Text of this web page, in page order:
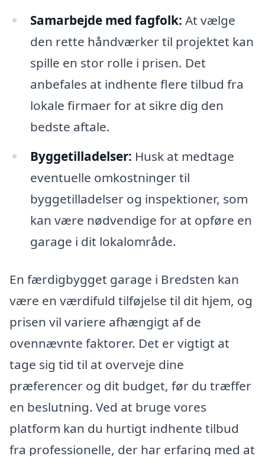
Samarbejde med fagfolk: At vælge
den rette håndværker til projektet kan
spille en stor rolle i prisen. Det
anbefales at indhente flere tilbud fra
lokale firmaer for at sikre dig den
bedste aftale.
Byggetilladelser: Husk at medtage
eventuelle omkostninger til
byggetilladelser og inspektioner, som
kan være nødvendige for at opføre en
garage i dit lokalområde.
En færdigbygget garage i Bredsten kan
være en værdifuld tilføjelse til dit hjem, og
prisen vil variere afhængigt af de
ovennævnte faktorer. Det er vigtigt at
tage sig tid til at overveje dine
præferencer og dit budget, før du træffer
en beslutning. Ved at bruge vores
platform kan du hurtigt indhente tilbud
fra professionelle, der har erfaring med at